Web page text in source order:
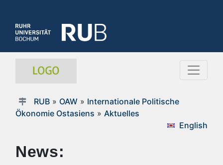
RUB» OAW» Internationale Politische
Ökonomie Ostasiens » Aktuelles
English
News: